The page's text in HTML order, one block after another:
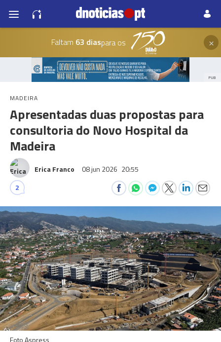
Faltam 63 diaspara os ×
PUB
MADEIRA
Apresentadas duas propostas para
consultoria do Novo Hospital da
Madeira
Erica Franco 08 jun 2026 20:55
2
Foto Aspress